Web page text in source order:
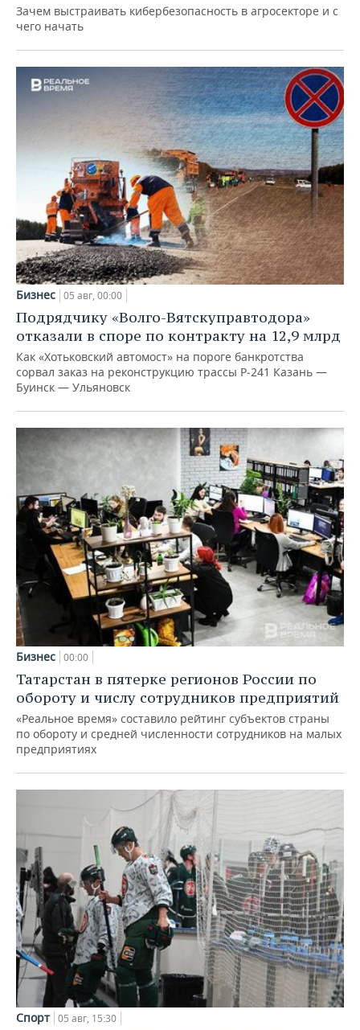
Зачем выстраивать кибербезопасность в агросекторе и с
чего начать
Бизнес 05 авг, 00:00
Подрядчику «Волго-Вятскуправтодора»
отказали в споре по контракту на 12,9 млрд
Как «Хотьковский автомост» на пороге банкротства
сорвал заказ на реконструкцию трассы Р‑241 Казань —
Буинск — Ульяновск
Бизнес 00:00
Татарстан в пятерке регионов России по
обороту и числу сотрудников предприятий
«Реальное время» составило рейтинг субъектов страны
по обороту и средней численности сотрудников на малых
предприятиях
Спорт 05 авг, 15:30